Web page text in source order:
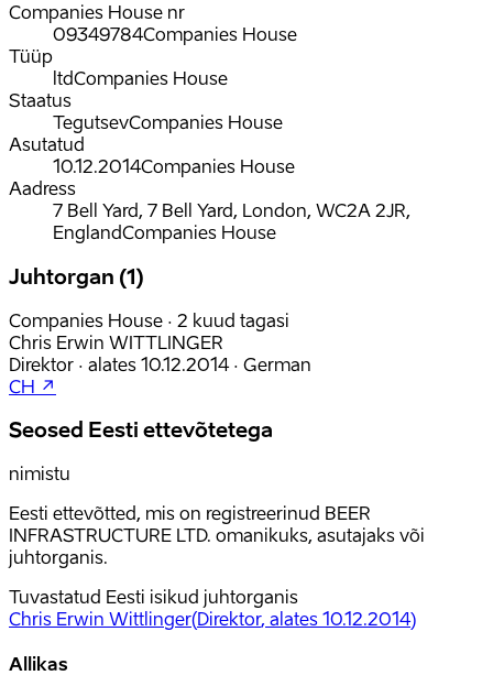
Companies House nr
09349784Companies House
Tüüp
ltdCompanies House
Staatus
TegutsevCompanies House
Asutatud
10.12.2014Companies House
Aadress
7 Bell Yard, 7 Bell Yard, London, WC2A 2JR,
EnglandCompanies House
Juhtorgan (1)
Companies House · 2 kuud tagasi
Chris Erwin WITTLINGER
Direktor · alates 10.12.2014· German
CH ↗
Seosed Eesti ettevõtetega
nimistu
Eesti ettevõtted, mis on registreerinud BEER
INFRASTRUCTURE LTD. omanikuks, asutajaks või
juhtorganis.
Tuvastatud Eesti isikud juhtorganis
Chris Erwin Wittlinger(Direktor, alates 10.12.2014)
Allikas